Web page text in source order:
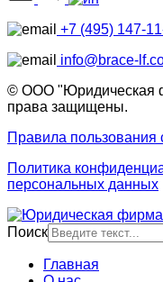
+7 (495) 147-
info@brace-
© ООО "Юридическая
права защищены.
Правила пользования
Политика
персональных данных
Поиск
Главная